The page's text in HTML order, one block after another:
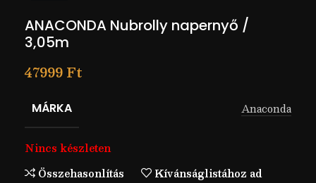
ANACONDA Nubrolly napernyő /
3,05m
47999Ft
MÁRKA Anaconda
Nincs készleten
Összehasonlítás
Kívánságlistához ad